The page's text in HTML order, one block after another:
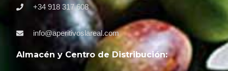
+34 918 317 608
info@aperitivoslareal.com
Almacén y Centro de Distribución: